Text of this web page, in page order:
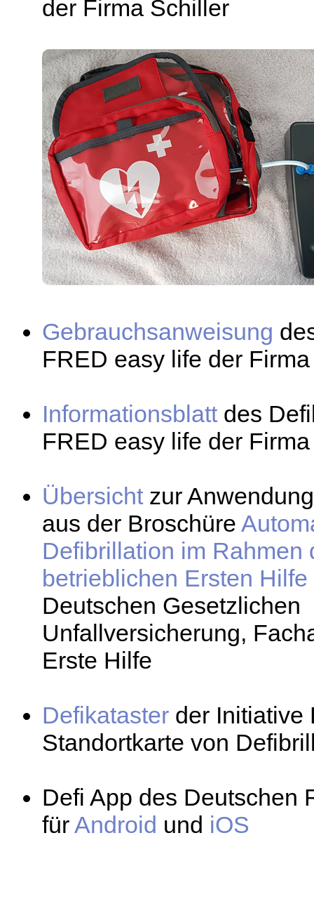
der Firma Schiller
Gebrauchsanweisung
FRED easy life der
Informationsblattdes
FRED easy life der
Übersichtzur
aus der Broschüre
Defibrillation im Rahmen
betrieblichen Ersten Hilfe
Deutschen Gesetzlichen
Unfallversicherung,
Erste Hilfe
Defikataster der Initiative
Standortkarte von
Defi App des Deutschen
fürAndroid und iOS